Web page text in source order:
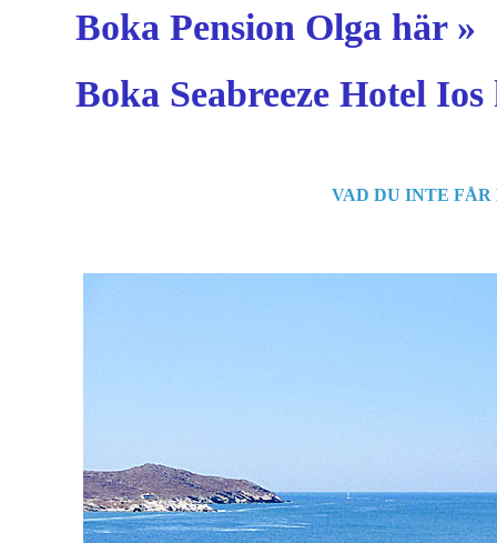
Boka Pension Olga här »
Boka Seabreeze Hotel Ios
VAD DU INTE